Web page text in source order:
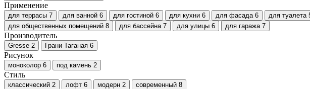
Применение
для террасы 7 для ванной 6 для гостиной 6 для кухни 6 для фасада 6 для туалета
для общественных помещений 8 для бассейна 7 для улицы 6 для гаража 7
Производитель
Gresse 2 Грани Таганая 6
Рисунок
моноколор 6 под камень 2
Стиль
классический 2 лофт 6 модерн 2 современный 8